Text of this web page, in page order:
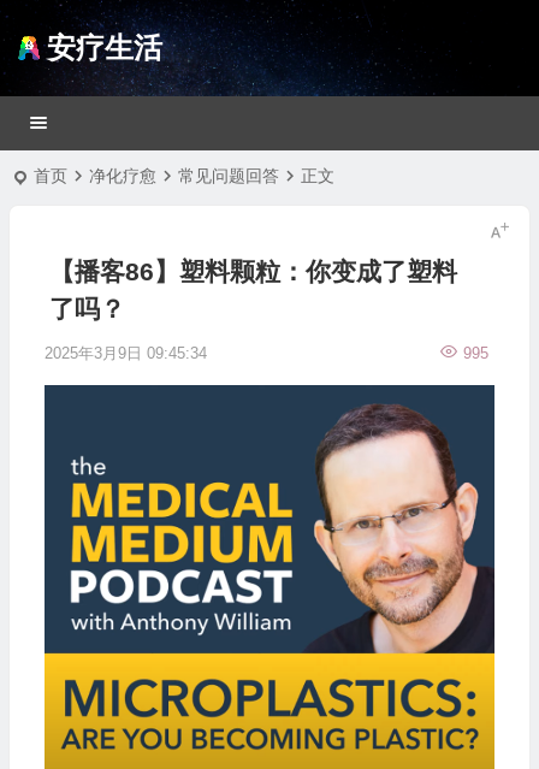
安疗生活
首页 净化疗愈 常见问题回答 正文
【播客86】塑料颗粒：你变成了塑料
了吗？
2025年3月9日 09:45:34 995